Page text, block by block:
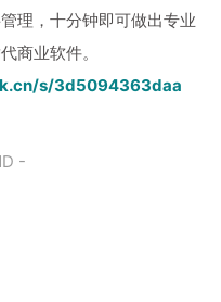
理，十分钟即可做出专业
商业软件。
s/3d5094363daa
-